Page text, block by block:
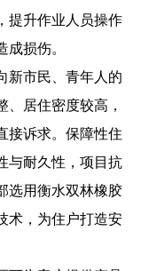
提升作业人员操作
损伤。
新市民、青年人的
、居住密度较高，
接诉求。保障性住
与耐久性，项目抗
选用衡水双林橡胶
术，为住户打造安